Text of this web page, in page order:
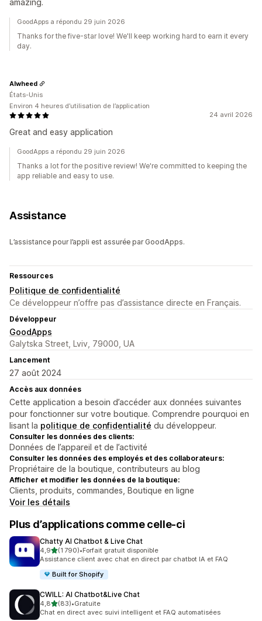
amazing.
GoodApps a répondu 29 juin 2026
Thanks for the five-star love! We'll keep working hard to earn it every
day.
24 avril 2026
Great and easy application
Alwheed
États-Unis
Environ 4 heures d’utilisation de l’application
GoodApps a répondu 29 juin 2026
Thanks a lot for the positive review! We're committed to keeping the
app reliable and easy to use.
Assistance
L’assistance pour l’appli est assurée par GoodApps.
Ressources
Politique de confidentialité
Ce développeur n’offre pas d’assistance directe en Français.
Développeur
GoodApps
Galytska Street, Lviv, 79000, UA
Lancement
27 août 2024
Accès aux données
Cette application a besoin d’accéder aux données suivantes
pour fonctionner sur votre boutique. Comprendre pourquoi en
lisant la politique de confidentialité du développeur.
Consulter les données des clients:
Données de l’appareil et de l’activité
Consulter les données des employés et des collaborateurs:
Propriétaire de la boutique, contributeurs au blog
Afficher et modifier les données de la boutique:
Clients, produits, commandes, Boutique en ligne
Voir les détails
Plus d’applications comme celle-ci
Chatty AI Chatbot & Live Chat
4,9étoile(s) sur 5
(1 790)
1790 avis au total
•Forfait gratuit disponible
Assistance client avec chat en direct par chatbot IA et FAQ
Built for Shopify
CWILL: AI Chatbot&Live Chat
4,8étoile(s) sur 5
(83)
83 avis au total
•Gratuite
Chat en direct avec suivi intelligent et FAQ automatisées